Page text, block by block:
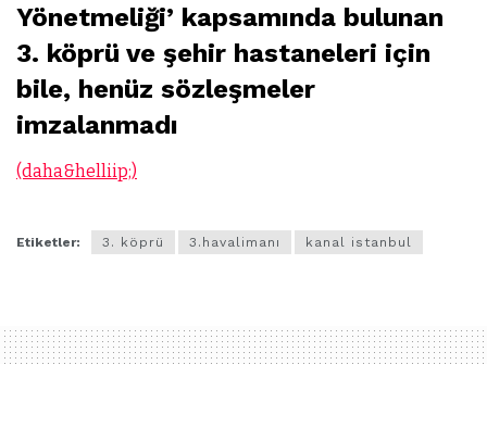
Yönetmeliği’ kapsamında bulunan
3. köprü ve şehir hastaneleri için
bile, henüz sözleşmeler
imzalanmadı
(daha&helliip;)
Etiketler: 3. köprü 3.havalimanı kanal istanbul